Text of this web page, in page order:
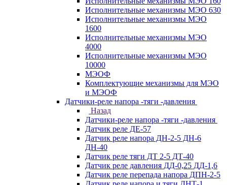
Исполнительные механизмы МЭО 630
Исполнительные механизмы МЭО
1600
Исполнительные механизмы МЭО
4000
Исполнительные механизмы МЭО
10000
МЭОФ
Комплектующие механизмы для МЭО
и МЭОФ
Датчики-реле напора -тяги -давления
Назад
Датчики-реле напора -тяги -давления
Датчик реле ДЕ-57
Датчик реле напора ДН-2-5 ДН-6
ДН-40
Датчик реле тяги ДТ 2-5 ДТ-40
Датчик реле давления ДД-0,25 ДД-1,6
Датчик реле перепада напора ДПН-2-5